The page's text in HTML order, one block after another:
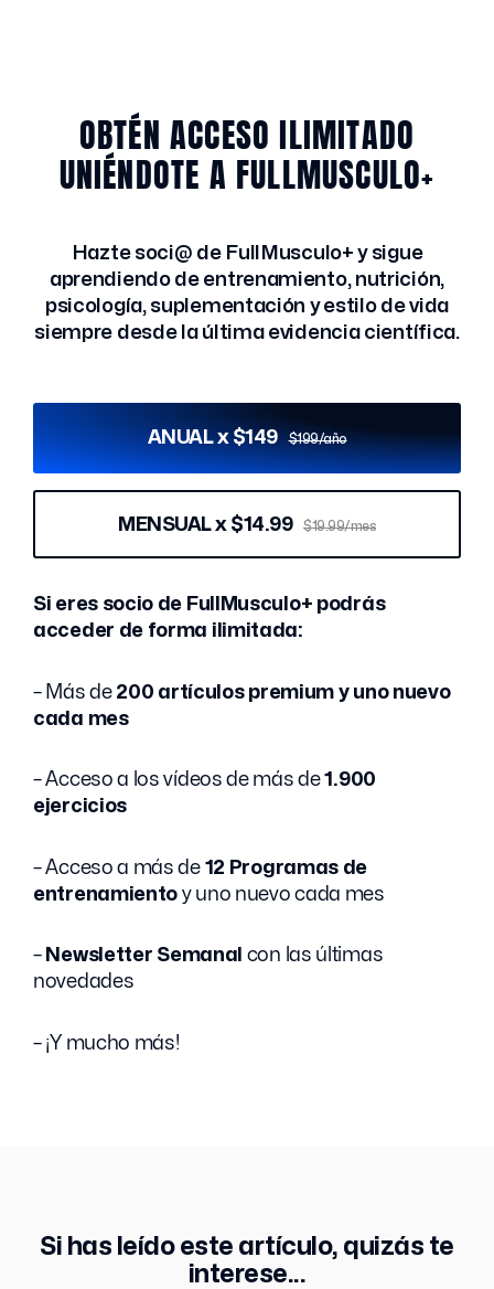
OBTÉN ACCESO ILIMITADO
UNIÉNDOTE A FULLMUSCULO+
Hazte soci@ de FullMusculo+ y sigue
aprendiendo de entrenamiento, nutrición,
psicología, suplementación y estilo de vida
siempre desde la última evidencia científica.
ANUAL x $149 $199/año
MENSUAL x $14.99 $19.99/mes
Si eres socio de FullMusculo+ podrás
acceder de forma ilimitada:
– Más de 200 artículos premium y uno nuevo
cada mes
– Acceso a los vídeos de más de1.900
ejercicios
– Acceso a más de 12 Programas de
entrenamiento y uno nuevo cada mes
– Newsletter Semanal con las últimas
novedades
– ¡Y mucho más!
Si has leído este artículo, quizás te
interese...